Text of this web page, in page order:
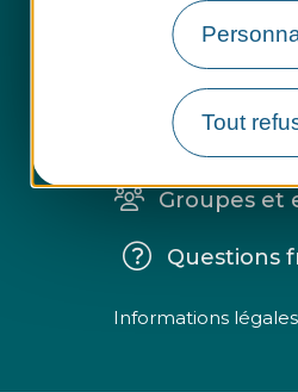
Tout
Espace
Groupes et
Questions
Informations légales